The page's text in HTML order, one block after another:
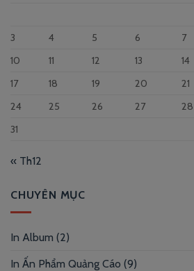
3
4 5 6 7
10
11 12 13 14
17
18 19 20 21
24
25 26 27 28
31
« Th12
CHUYÊN MỤC
In Album (2)
In Ấn Phẩm Quảng Cáo (9)